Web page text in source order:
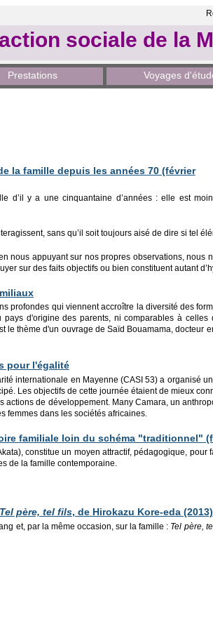
sociale de la
Prestations Voyages
la famille depuis les années 70 (février
d’il y a une cinquantaine d’années : elle est
sans qu’il soit toujours aisé de dire si tel
nous appuyant sur nos propres observations, nous
sur des faits objectifs ou bien constituent autant
profondes qui viennent accroître la diversité des
d'origine des parents, ni comparables à celles
le thème d'un ouvrage de Saïd Bouamama, docteur
pour l'égalité
internationale en Mayenne (CASI 53) a organisé
Les objectifs de cette journée étaient de mieux
de développement. Many Camara, un
femmes dans les sociétés africaines.
familiale loin du schéma "traditionnel"
constitue un moyen attractif, pédagogique, pour
de la famille contemporaine.
Tel père, tel fils, de Hirokazu Kore-eda (2013)
et, par la même occasion, sur la famille : Tel père,